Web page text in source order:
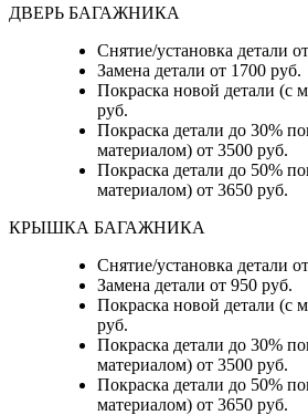
ДВЕРЬ БАГАЖНИКА
Снятие/установка детали
Замена детали от 1700 руб.
Покраска новой детали (с
руб.
Покраска детали до 30%
материалом) от 3500 руб.
Покраска детали до 50%
материалом) от 3650 руб.
КРЫШКА БАГАЖНИКА
Снятие/установка детали
Замена детали от 950 руб.
Покраска новой детали (с
руб.
Покраска детали до 30%
материалом) от 3500 руб.
Покраска детали до 50%
материалом) от 3650 руб.